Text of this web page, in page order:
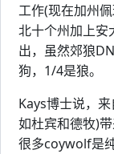
工作(现在加州
北十个州加上安
出，虽然郊狼
狗，1/4是狼。
Kays博士说，
如杜宾和德牧)
很多coywolf是